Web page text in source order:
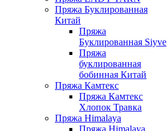
Пряжа Буклированная
Китай
Пряжа
Буклированная Siyve
Пряжа
буклированная
бобинная Китай
Пряжа Камтекс
Пряжа Камтекс
Хлопок Травка
Пряжа Himalaya
Пряжа Himalaya